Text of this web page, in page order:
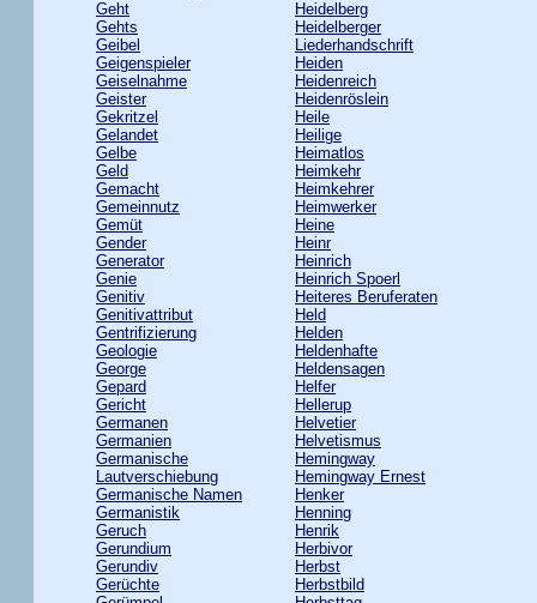
Geht
Gehts
Geibel
Geigenspieler
Geiselnahme
Geister
Gekritzel
Gelandet
Gelbe
Geld
Gemacht
Gemeinnutz
Gemüt
Gender
Generator
Genie
Genitiv
Genitivattribut
Gentrifizierung
Geologie
George
Gepard
Gericht
Germanen
Germanien
Germanische
Lautverschiebung
Germanische Namen
Germanistik
Geruch
Gerundium
Gerundiv
Gerüchte
Heidelberg
Heidelberger
Liederhandschrift
Heiden
Heidenreich
Heidenröslein
Heile
Heilige
Heimatlos
Heimkehr
Heimkehrer
Heimwerker
Heine
Heinr
Heinrich
Heinrich Spoerl
Heiteres Beruferaten
Held
Helden
Heldenhafte
Heldensagen
Helfer
Hellerup
Helvetier
Helvetismus
Hemingway
Hemingway Ernest
Henker
Henning
Henrik
Herbivor
Herbst
Herbstbild